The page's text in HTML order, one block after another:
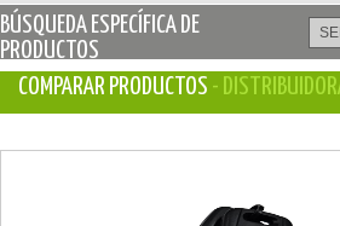
BÚSQUEDA ESPECÍFICA DE
PRODUCTOS
COMPARAR PRODUCTOS -